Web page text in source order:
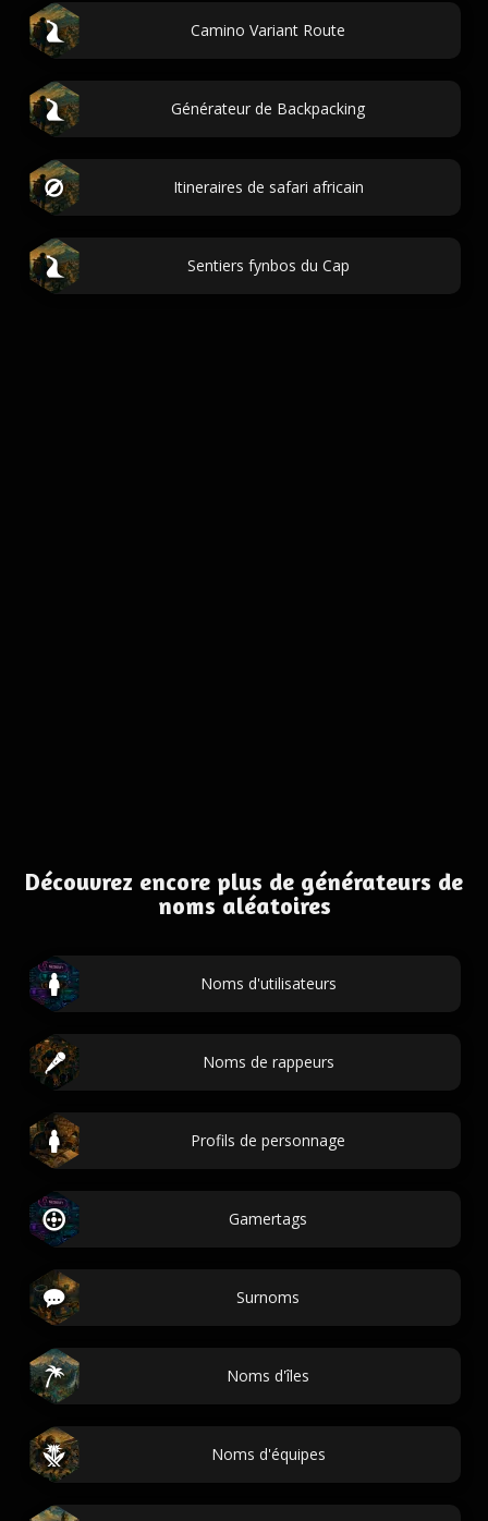
Camino Variant Route
Générateur de Backpacking
Itineraires de safari africain
Sentiers fynbos du Cap
Découvrez encore plus de générateurs de
noms aléatoires
Noms d'utilisateurs
Noms de rappeurs
Profils de personnage
Gamertags
Surnoms
Noms d'îles
Noms d'équipes